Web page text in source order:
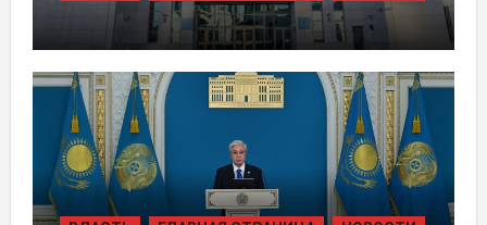
ЖАМБЫЛЬСКОЙ ОБЛАСТИ БОЛЕЕ 80
ТЫСЯЧ ЖИТЕЛЕЙ ОБЕСПЕЧИЛИ
ГАЗОМ ЗА СЧЁТ ВОЗВРАЩЁННЫХ
АКТИВОВ